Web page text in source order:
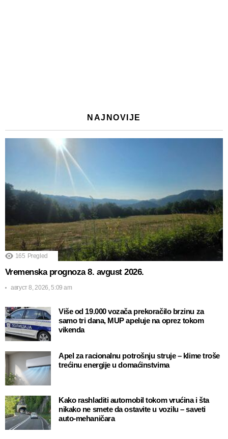
NAJNOVIJE
165 Pregled
Vremenska prognoza 8. avgust 2026.
август 8, 2026, 5:09 am
Više od 19.000 vozača prekoračilo brzinu za
samo tri dana, MUP apeluje na oprez tokom
vikenda
Apel za racionalnu potrošnju struje – klime troše
trećinu energije u domaćinstvima
Kako rashladiti automobil tokom vrućina i šta
nikako ne smete da ostavite u vozilu – saveti
auto-mehaničara